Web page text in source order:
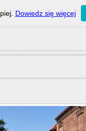
Dowiedz się więcej